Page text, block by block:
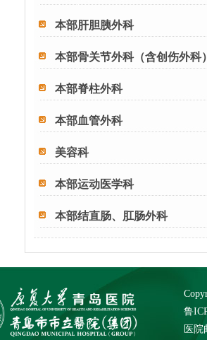
本部肝胆胰外科
本部骨关节外科（含创伤外科）
本部脊柱外科
本部血管外科
美容科
本部运动医学科
本部结直肠、肛肠外科
鲁
医院